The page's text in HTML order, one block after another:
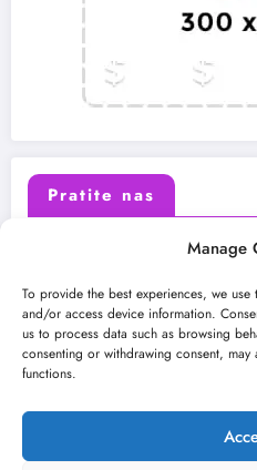
Manage
To provide the best experiences, we
and/or access device information.
us to process data such as browsing
consenting or withdrawing consent, may
functions.
Pratite nas
Instagram